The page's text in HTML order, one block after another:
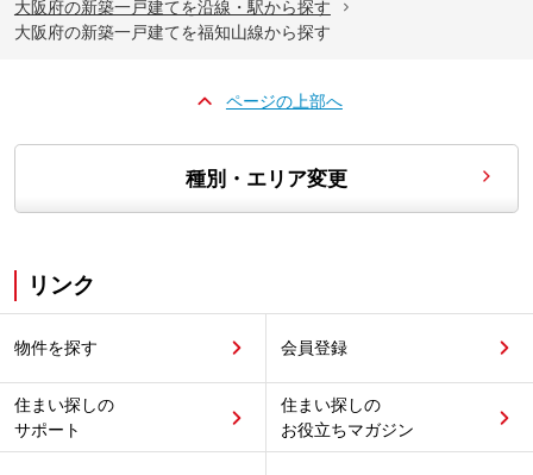
大阪府の新築一戸建てを沿線・駅から探す
大阪府の新築一戸建てを福知山線から探す
ページの上部へ
種別・エリア変更
リンク
物件を探す 会員登録
住まい探しの
サポート
住まい探しの
お役立ちマガジン